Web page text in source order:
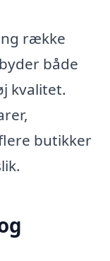
række
både
kvalitet.
butikker